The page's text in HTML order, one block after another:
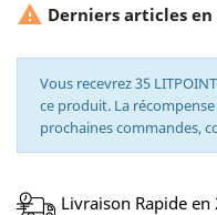
 Derniers articles en
Vous recevrez 35
ce produit. La
prochaines commandes,
Livraison Rapide en